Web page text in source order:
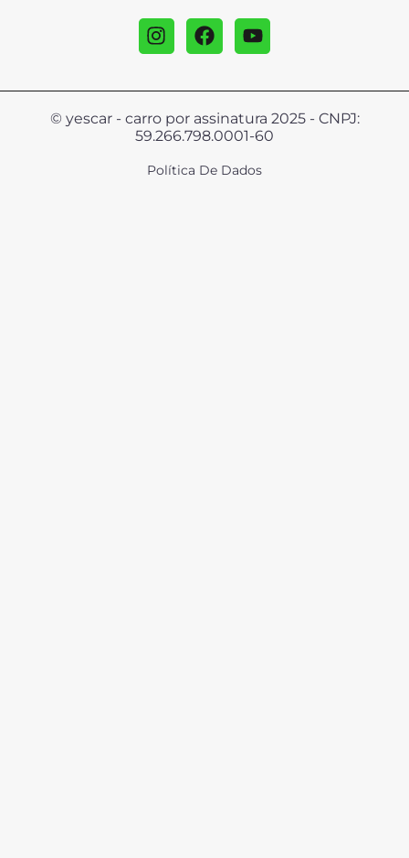
© yescar - carro por assinatura 2025 - CNPJ:
59.266.798.0001-60
Política De Dados